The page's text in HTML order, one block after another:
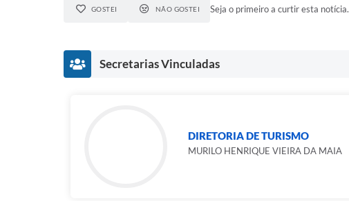
GOSTEI NÃO GOSTEI Seja o primeiro a curtir esta notícia.
Secretarias Vinculadas
DIRETORIA DE TURISMO
MURILO HENRIQUE VIEIRA DA MAIA